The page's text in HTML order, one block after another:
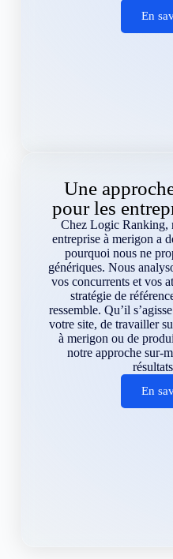
En
Une
pour les
Chez Logic Ranking,
entreprise à merigon a
pourquoi nous ne
génériques. Nous
vos concurrents et vos
stratégie de
ressemble. Qu’il
votre site, de travailler
à merigon ou de
notre approche sur-
En